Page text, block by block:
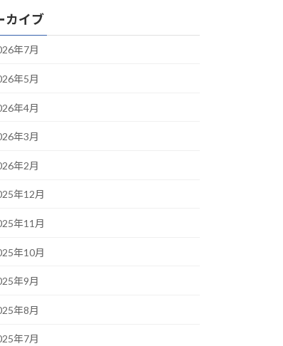
カイブ
年7月
年5月
年4月
年3月
年2月
年12月
年11月
年10月
年9月
年8月
年7月